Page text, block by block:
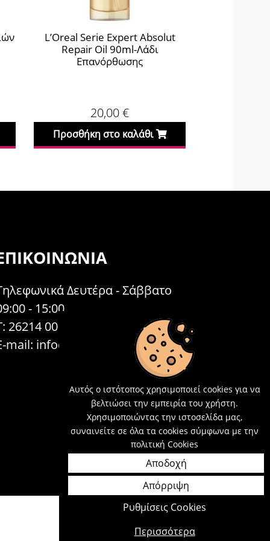
L’Oreal Serie Expert Absolut
Repair Oil 90ml-Λάδι
Επανόρθωσης
20,00€
Προσθήκη στο καλάθι
Δευτέρα - Σάββατο
- 15:00
26214 00104
mail: info@acosmetics.gr
Αυτός ο ιστότοπος χρησιμοποιεί cookies για να
βελτιώσει την εμπειρία του χρήστη.
Χρησιμοποιώντας την ιστοσελίδα μας,
συναινείτε σε όλα τα cookies σύμφωνα με την
πολιτική Cookies
Αποδοχή
Απόρριψη
Ρυθμίσεις Cookies
Περισσότερα